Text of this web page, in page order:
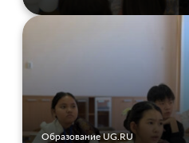
Образование UG.RU